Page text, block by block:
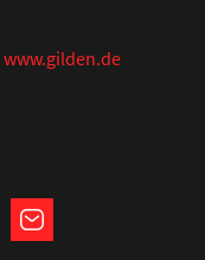
www.gilden.de